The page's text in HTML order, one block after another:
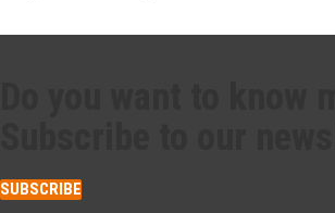
SUBSCRIBE